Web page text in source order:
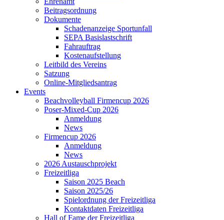
Beitragsordnung
Dokumente
Schadenanzeige Sportunfall
SEPA Basislastschrift
Fahrauftrag
Kostenaufstellung
Leitbild des Vereins
Satzung
Online-Mitgliedsantrag
Events
Beachvolleyball Firmencup 2026
Poser-Mixed-Cup 2026
Anmeldung
News
Firmencup 2026
Anmeldung
News
2026 Austauschprojekt
Freizeitliga
Saison 2025 Beach
Saison 2025/26
Spielordnung der Freizeitliga
Kontaktdaten Freizeitliga
Hall of Fame der Freizeitliga